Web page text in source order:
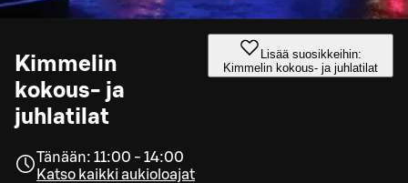
Kimmelin
kokous- ja
juhlatilat
Lisää suosikkeihin:
Kimmelin kokous- ja juhlatilat
Tänään: 11:00 - 14:00
Katso kaikki aukioloajat